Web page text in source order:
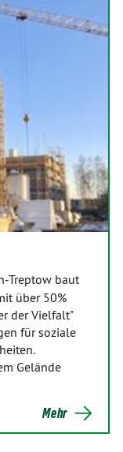
Treptow baut
über 50%
der Vielfalt"
für soziale
Gelände
Mehr